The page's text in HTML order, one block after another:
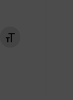
Changer la taille de la